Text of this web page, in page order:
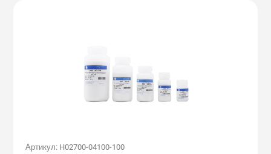
Артикул: H02700-04100-100